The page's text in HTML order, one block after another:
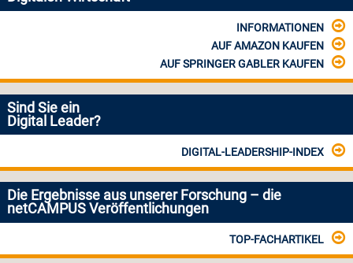
INFORMATIONEN
AUF AMAZON KAUFEN
AUF SPRINGER GABLER KAUFEN
Sind Sie ein
Digital Leader?
DIGITAL-LEADERSHIP-INDEX
Die Ergebnisse aus unserer Forschung – die
netCAMPUS Veröffentlichungen
TOP-FACHARTIKEL